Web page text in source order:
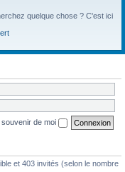
quelque chose ? C'est ici
souvenir de moi
et 403 invités (selon le nombre